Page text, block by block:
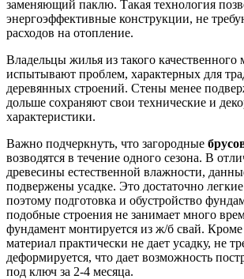
заменяющий паклю. Такая технология
энергоэффективные конструкции, не
расходов на отопление.
Владельцы жилья из такого качественного
испытывают проблем, характерных для
деревянных строений. Стены менее
дольше сохраняют свои технические и
характеристики.
Важно подчеркнуть, что загородные
возводятся в течение одного сезона. В
древесины естественной влажности,
подвержены усадке. Это достаточно
поэтому подготовка и обустройство
подобные строения не занимает много
фундамент монтируется из ж/б свай.
материал практически не дает усадку, не
деформируется, что дает возможность
под ключ за 2-4 месяца.